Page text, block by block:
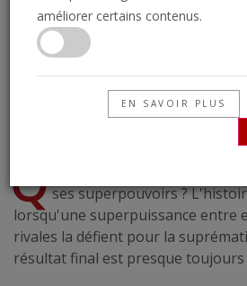
Une tendance qui redessine
Q ses superpouvoirs ?
lorsqu'une superpuissance entre
rivales la défient pour la
résultat final est presque
améliorer certains contenus.
EN SAVOIR PLUS